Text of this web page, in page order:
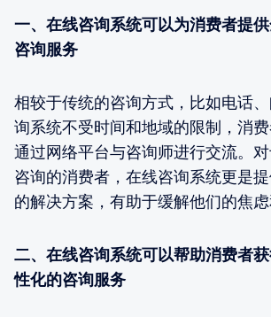
一、在线咨询系统可以为消费者提
咨询服务
相较于传统的咨询方式，比如电话
询系统不受时间和地域的限制，消
通过网络平台与咨询师进行交流。
咨询的消费者，在线咨询系统更是
的解决方案，有助于缓解他们的焦虑
二、在线咨询系统可以帮助消费者
性化的咨询服务